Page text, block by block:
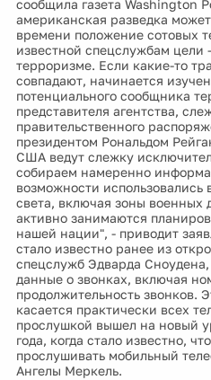
сообщила газета Washington
американская разведка
времени положение сотовых
известной спецслужбам цели
терроризме. Если какие-то
совпадают, начинается
потенциального сообщника
представителя агентства,
правительственного
президентом Рональдом
США ведут слежку
собираем намеренно
возможности использовались
света, включая зоны военных
активно занимаются
нашей нации", - приводит
стало известно ранее из
спецслужб Эдварда
данные о звонках, включая
продолжительность звонков.
касается практически всех
прослушкой вышел на новый
года, когда стало известно,
прослушивать мобильный
Ангелы Меркель.